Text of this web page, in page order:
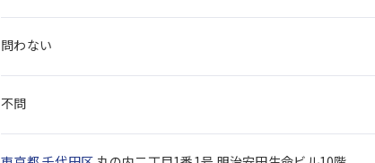
問わない
不問